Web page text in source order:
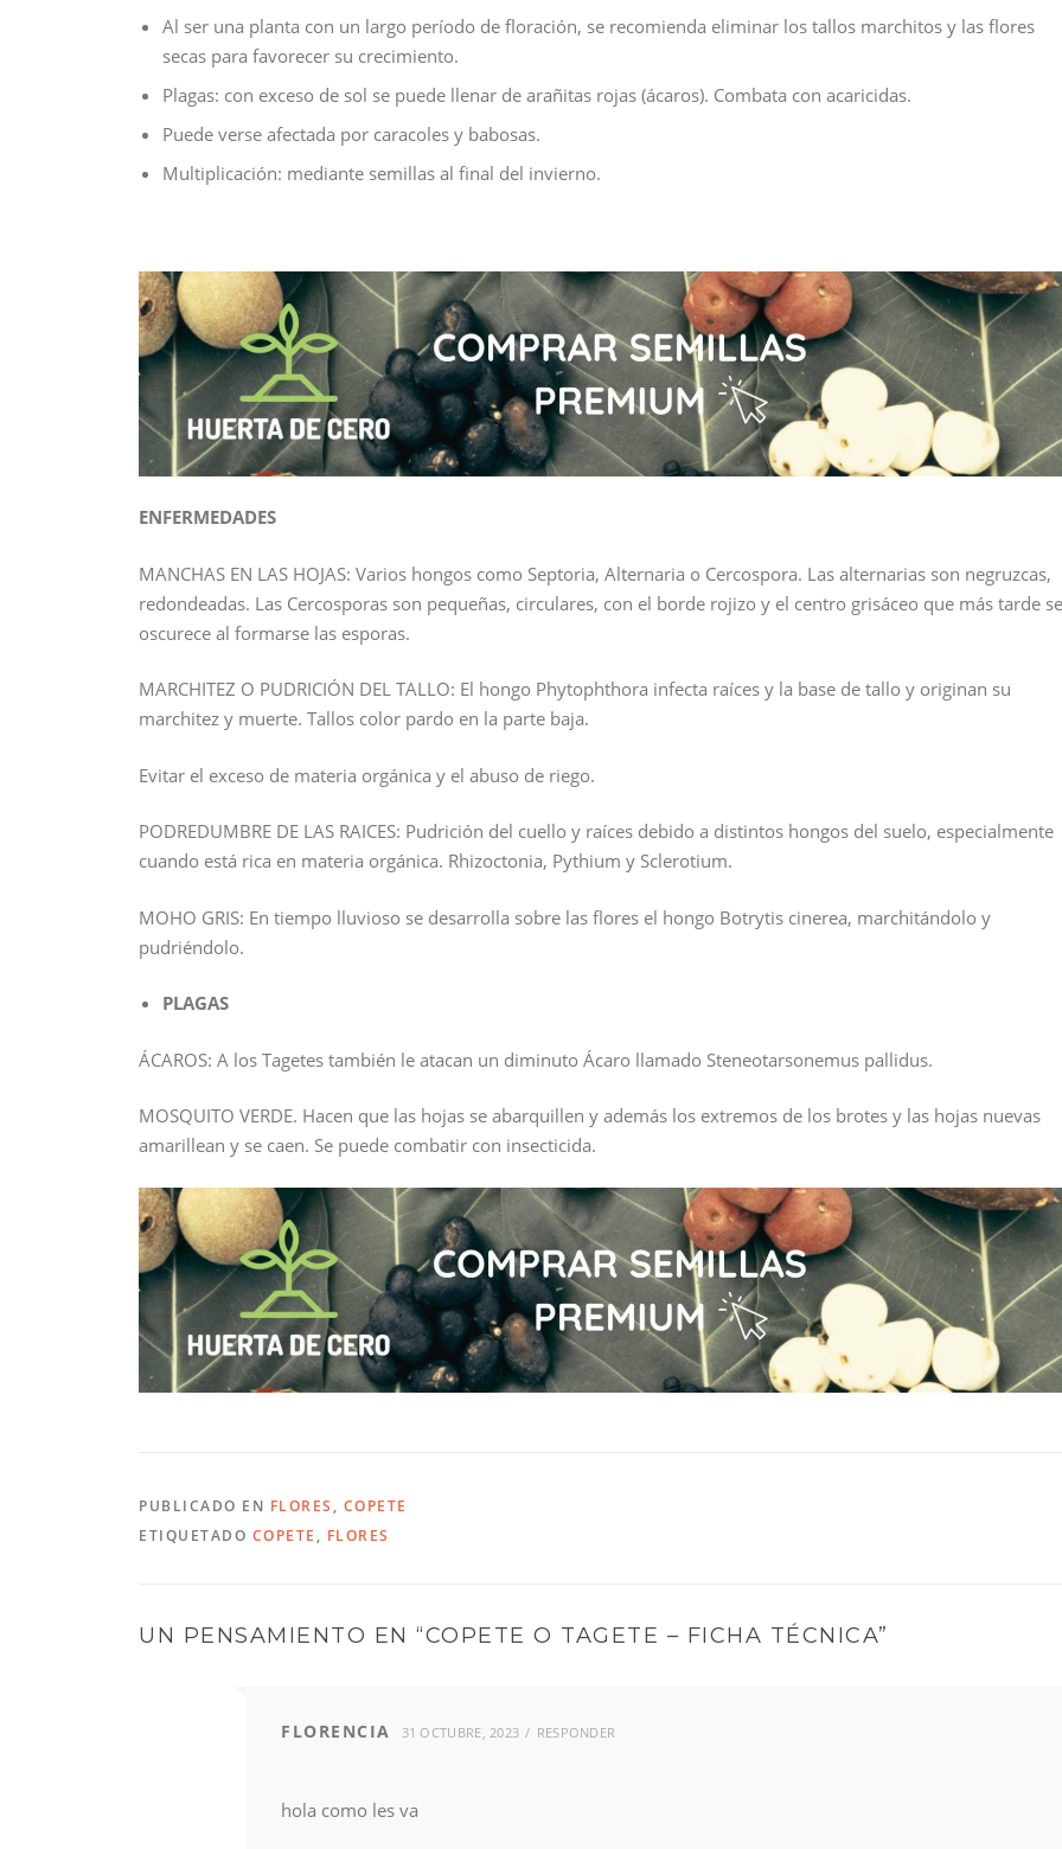
Al ser una planta con un largo período de floración, se recomienda eliminar los tallos marchitos y las flores
secas para favorecer su crecimiento.
Plagas: con exceso de sol se puede llenar de arañitas rojas (ácaros). Combata con acaricidas.
Puede verse afectada por caracoles y babosas.
Multiplicación: mediante semillas al final del invierno.
ENFERMEDADES
MANCHAS EN LAS HOJAS: Varios hongos como Septoria, Alternaria o Cercospora. Las alternarias son negruzcas,
redondeadas. Las Cercosporas son pequeñas, circulares, con el borde rojizo y el centro grisáceo que más tarde se
oscurece al formarse las esporas.
MARCHITEZ O PUDRICIÓN DEL TALLO: El hongo Phytophthora infecta raíces y la base de tallo y originan su
marchitez y muerte. Tallos color pardo en la parte baja.
Evitar el exceso de materia orgánica y el abuso de riego.
PODREDUMBRE DE LAS RAICES: Pudrición del cuello y raíces debido a distintos hongos del suelo, especialmente
cuando está rica en materia orgánica. Rhizoctonia, Pythium y Sclerotium.
MOHO GRIS: En tiempo lluvioso se desarrolla sobre las flores el hongo Botrytis cinerea, marchitándolo y
pudriéndolo.
PLAGAS
ÁCAROS: A los Tagetes también le atacan un diminuto Ácaro llamado Steneotarsonemus pallidus.
MOSQUITO VERDE. Hacen que las hojas se abarquillen y además los extremos de los brotes y las hojas nuevas
amarillean y se caen. Se puede combatir con insecticida.
PUBLICADO EN FLORES , COPETE
ETIQUETADO COPETE , FLORES
UN PENSAMIENTO EN “COPETE O TAGETE – FICHA TÉCNICA”
FLORENCIA 31 OCTUBRE, 2023 RESPONDER
hola como les va